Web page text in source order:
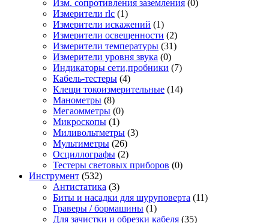
Изм. сопротивления заземления (0)
Измерители rlc (1)
Измерители искажений (1)
Измерители освещенности (2)
Измерители температуры (31)
Измерители уровня звука (0)
Индикаторы сети,пробники (7)
Кабель-тестеры (4)
Клещи токоизмерительные (14)
Манометры (8)
Мегаомметры (0)
Микроскопы (1)
Миливольтметры (3)
Мультиметры (26)
Осциллографы (2)
Тестеры световых приборов (0)
Инструмент (532)
Антистатика (3)
Биты и насадки для шуруповерта (11)
Граверы / бормашины (1)
Для зачистки и обрезки кабеля (35)